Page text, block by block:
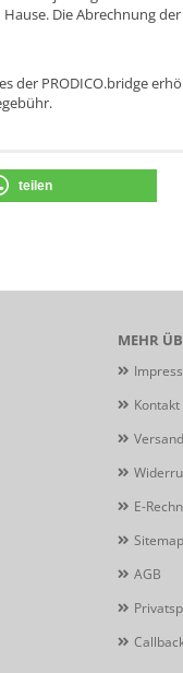
Die Abrechnung
der PRODICO.bridge
teilen
MEHR
Kontakt
E-
Sitemap
AGB